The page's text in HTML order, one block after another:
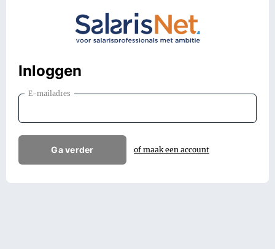
Inloggen
E-mailadres
Ga verder of maak een account